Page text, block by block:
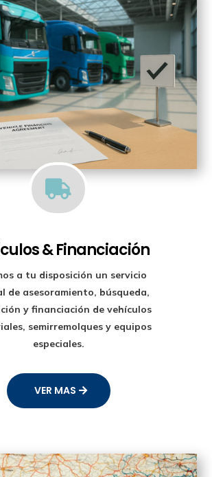

& Financiación
a tu disposición un servicio
de asesoramiento, búsqueda,
y financiación de vehículos
semirremolques y equipos
especiales.
VER MAS